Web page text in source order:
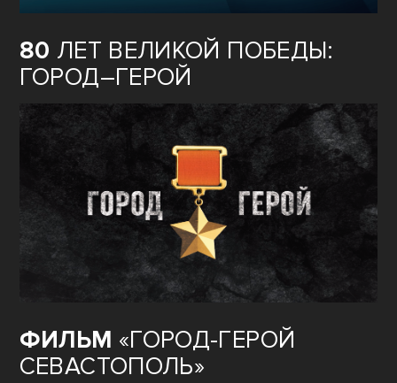
80 ЛЕТ ВЕЛИКОЙ ПОБЕДЫ:
ГОРОД–ГЕРОЙ
ФИЛЬМ «ГОРОД-ГЕРОЙ
СЕВАСТОПОЛЬ»